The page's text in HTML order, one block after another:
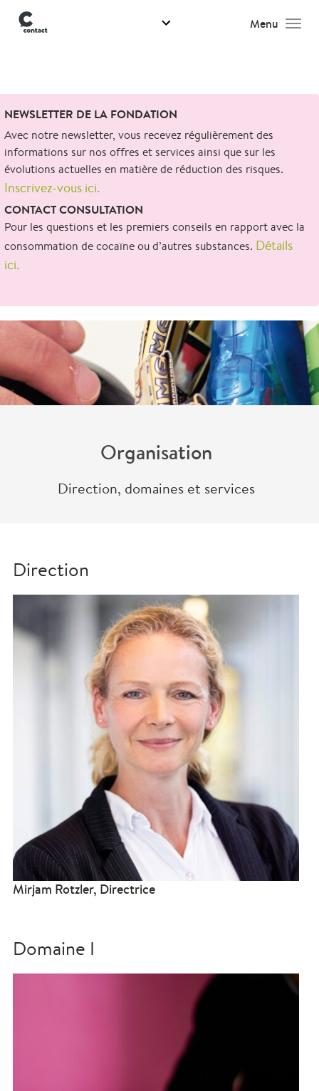
Menu
for:
NEWSLETTER DE LA FONDATION
Avec notre newsletter, vous recevez régulièrement des
informations sur nos offres et services ainsi que sur les
évolutions actuelles en matière de réduction des risques.
Inscrivez-vous ici.
CONTACT CONSULTATION
Pour les questions et les premiers conseils en rapport avec la
consommation de cocaïne ou d’autres substances. Détails
ici.
Nous
Organisation
Direction, domaines et services
Direction
Mirjam Rotzler, Directrice
Domaine I